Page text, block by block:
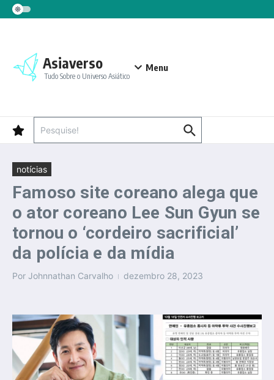
Ir para o conteúdo
Asiaverso
Tudo Sobre o Universo Asiático
Menu
notícias
Famoso site coreano alega que
o ator coreano Lee Sun Gyun se
tornou o ‘cordeiro sacrificial’
da polícia e da mídia
Por Johnnathan Carvalho dezembro 28, 2023